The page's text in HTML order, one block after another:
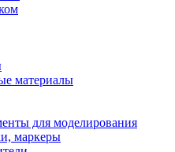
материалы
для моделирования
маркеры